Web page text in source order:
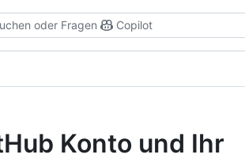
oder Fragen Copilot
Konto und Ihr